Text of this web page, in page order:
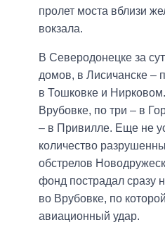
пролет моста вблизи
вокзала.
В Северодонецке за
домов, в Лисичанске –
в Тошковке и
Врубовке, по три – в
– в Привилле. Еще не
количество
обстрелов
фонд пострадал сразу
во Врубовке, по
авиационный удар.